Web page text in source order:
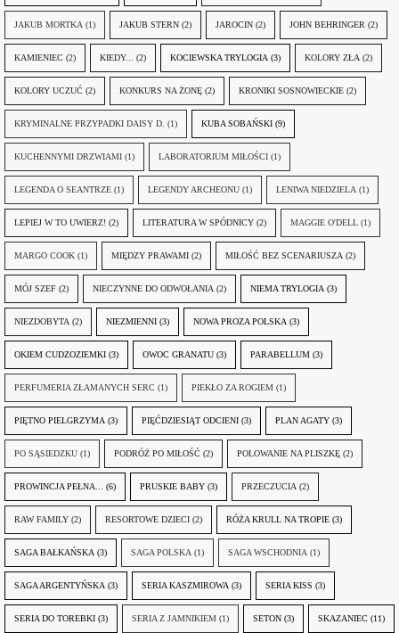
JAKUB MORTKA (1) JAKUB STERN (2) JAROCIN (2) JOHN BEHRINGER (2)
KAMIENIEC (2) KIEDY... (2) KOCIEWSKA TRYLOGIA (3) KOLORY ZŁA (2)
KOLORY UCZUĆ (2) KONKURS NA ŻONĘ (2) KRONIKI SOSNOWIECKIE (2)
KRYMINALNE PRZYPADKI DAISY D. (1) KUBA SOBAŃSKI (9)
KUCHENNYMI DRZWIAMI (1) LABORATORIUM MIŁOŚCI (1)
LEGENDA O SEANTRZE (1) LEGENDY ARCHEONU (1) LENIWA NIEDZIELA (1)
LEPIEJ W TO UWIERZ! (2) LITERATURA W SPÓDNICY (2) MAGGIE O'DELL (1)
MARGO COOK (1) MIĘDZY PRAWAMI (2) MIŁOŚĆ BEZ SCENARIUSZA (2)
MÓJ SZEF (2) NIECZYNNE DO ODWOŁANIA (2) NIEMA TRYLOGIA (3)
NIEZDOBYTA (2) NIEZMIENNI (3) NOWA PROZA POLSKA (3)
OKIEM CUDZOZIEMKI (3) OWOC GRANATU (3) PARABELLUM (3)
PERFUMERIA ZŁAMANYCH SERC (1) PIEKŁO ZA ROGIEM (1)
PIĘTNO PIELGRZYMA (3) PIĘĆDZIESIĄT ODCIENI (3) PLAN AGATY (3)
PO SĄSIEDZKU (1) PODRÓŻ PO MIŁOŚĆ (2) POLOWANIE NA PLISZKĘ (2)
PROWINCJA PEŁNA... (6) PRUSKIE BABY (3) PRZECZUCIA (2)
RAW FAMILY (2) RESORTOWE DZIECI (2) RÓŻA KRULL NA TROPIE (3)
SAGA BAŁKAŃSKA (3) SAGA POLSKA (1) SAGA WSCHODNIA (1)
SAGA ARGENTYŃSKA (3) SERIA KASZMIROWA (3) SERIA KISS (3)
SERIA DO TOREBKI (3) SERIA Z JAMNIKIEM (1) SETON (3) SKAZANIEC (11)